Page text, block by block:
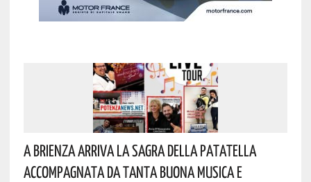
A Brienza Arriva La Sagra Della Patatella
Accompagnata Da Tanta Buona Musica E